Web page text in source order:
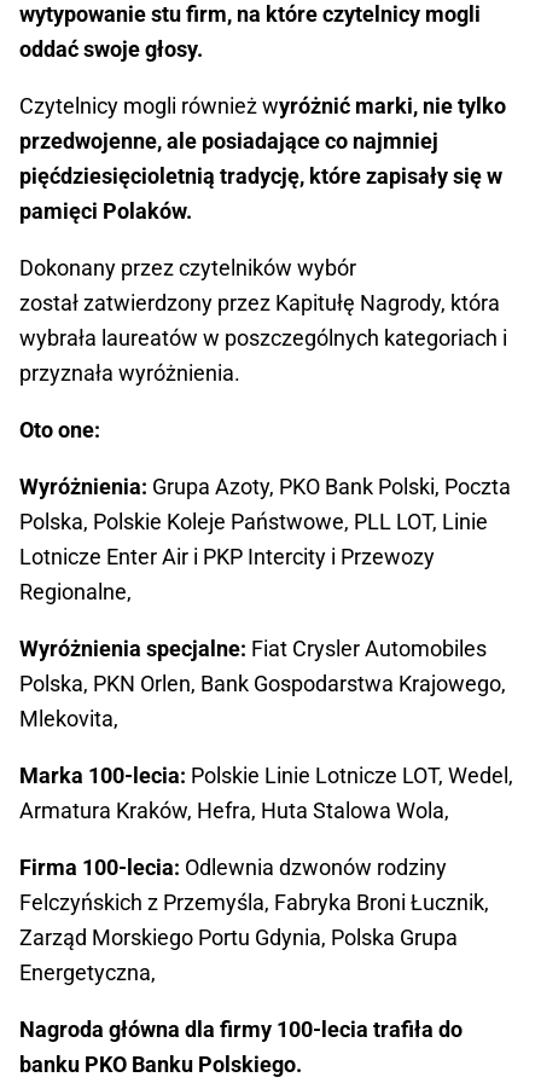
wytypowanie stu firm, na które czytelnicy mogli
oddać swoje głosy.
Czytelnicy mogli również wyróżnić marki, nie tylko
przedwojenne, ale posiadające co najmniej
pięćdziesięcioletnią tradycję, które zapisały się w
pamięci Polaków.
Dokonany przez czytelników wybór
został zatwierdzony przez Kapitułę Nagrody, która
wybrała laureatów w poszczególnych kategoriach i
przyznała wyróżnienia.
Oto one:
Wyróżnienia: Grupa Azoty, PKO Bank Polski, Poczta
Polska, Polskie Koleje Państwowe, PLL LOT, Linie
Lotnicze Enter Air i PKP Intercity i Przewozy
Regionalne,
Wyróżnienia specjalne: Fiat Crysler Automobiles
Polska, PKN Orlen, Bank Gospodarstwa Krajowego,
Mlekovita,
Marka 100-lecia: Polskie Linie Lotnicze LOT, Wedel,
Armatura Kraków, Hefra, Huta Stalowa Wola,
Firma 100-lecia: Odlewnia dzwonów rodziny
Felczyńskich z Przemyśla, Fabryka Broni Łucznik,
Zarząd Morskiego Portu Gdynia, Polska Grupa
Energetyczna,
Nagroda główna dla firmy 100-lecia trafiła do
banku PKO Banku Polskiego.